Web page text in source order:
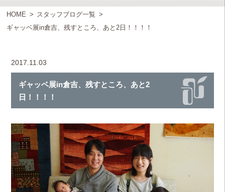
HOME
スタッフブログ一覧
ギャッベ展in倉吉、残すところ、あと2日！！！！
2017.11.03
ギャッベ展in倉吉、残すところ、あと2
日！！！！